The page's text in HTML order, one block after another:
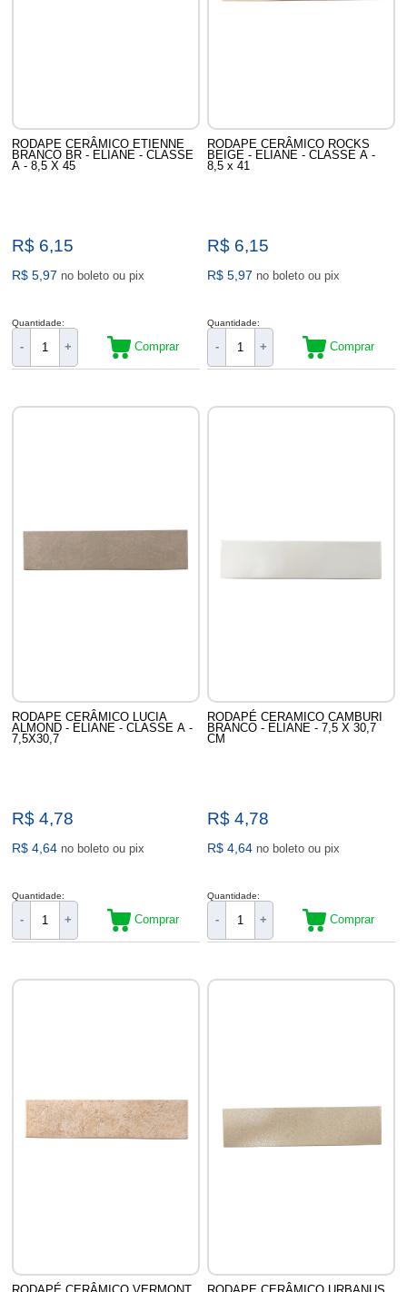
RODAPE CERÂMICO ETIENNE
BRANCO BR - ELIANE - CLASSE
A - 8,5 X 45
R$ 6,15
R$ 5,97 no boleto ou pix
Quantidade:
- + Comprar
RODAPE CERÂMICO ROCKS
BEIGE - ELIANE - CLASSE A -
8,5 x 41
R$ 6,15
R$ 5,97 no boleto ou pix
Quantidade:
- + Comprar
RODAPE CERÂMICO LUCIA
ALMOND - ELIANE - CLASSE A -
7,5X30,7
R$ 4,78
R$ 4,64 no boleto ou pix
Quantidade:
- + Comprar
RODAPÉ CERAMICO CAMBURI
BRANCO - ELIANE - 7,5 X 30,7
CM
R$ 4,78
R$ 4,64 no boleto ou pix
Quantidade:
- + Comprar